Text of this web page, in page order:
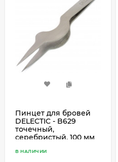
Пинцет для бровей
DELECTIC - B629
точечный,
серебристый, 100 мм
В НАЛИЧИИ